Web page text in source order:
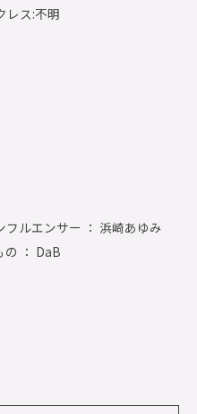
レス:不明
ルエンサー ： 浜崎あゆみ
： DaB